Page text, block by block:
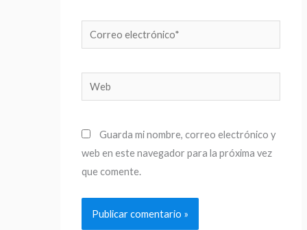
Correo
electrónico*
Web
Guarda mi nombre, correo electrónico y
web en este navegador para la próxima vez
que comente.